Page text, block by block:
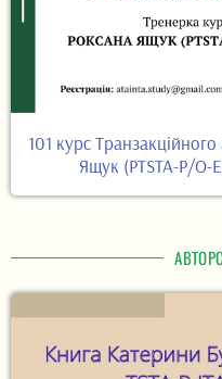
101 курс
Ящук (PTSTA-P/